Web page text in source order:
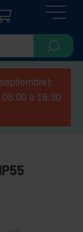
a 16:30